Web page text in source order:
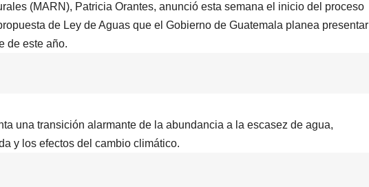
(MARN), Patricia Orantes, anunció esta semana el inicio del proceso
de Ley de Aguas que el Gobierno de Guatemala planea presentar
de este año.
una transición alarmante de la abundancia a la escasez de agua,
y los efectos del cambio climático.